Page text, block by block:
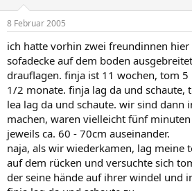
l
e
r
l
t
a
8 Februar 2005
ich hatte vorhin zwei freundinnen
sofadecke auf dem boden
drauflagen. finja ist 11 wochen, tom
1/2 monate. finja lag da und schaute,
lea lag da und schaute. wir sind dann
machen, waren vielleicht fünf
jeweils ca. 60 - 70cm auseinander.
naja, als wir wiederkamen, lag meine
auf dem rücken und versuchte sich
der seine hände auf ihrer windel und